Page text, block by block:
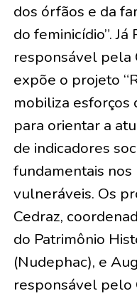
dos órfãos e da
do feminicídio”.
responsável pela
expõe o projeto
mobiliza esforços
para orientar a
de indicadores
fundamentais nos
vulneráveis. Os
Cedraz,
do Patrimônio
(Nudephac), e
responsável pelo